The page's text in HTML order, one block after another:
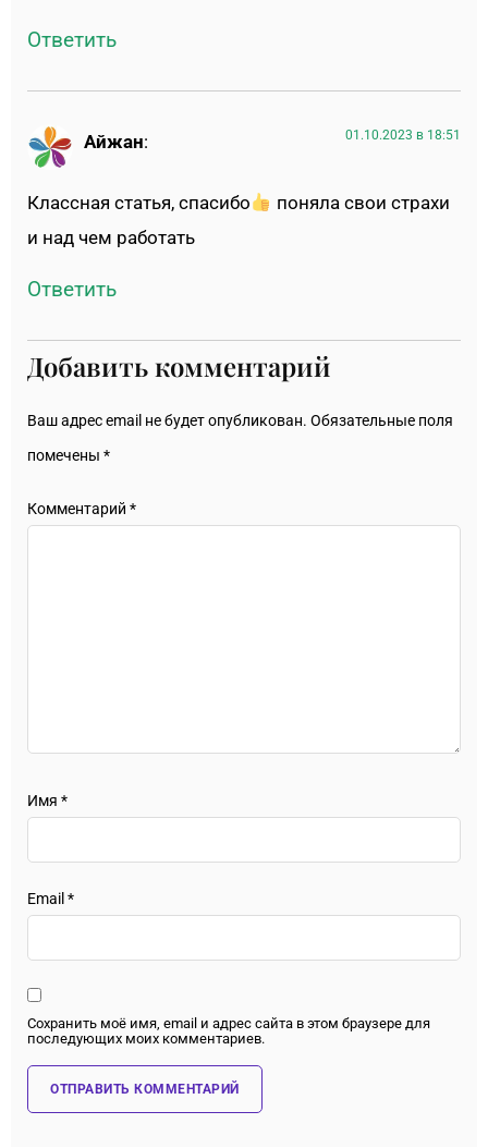
Ответить
Айжан: 01.10.2023 в 18:51
Классная статья, спасибо
поняла свои страхи
и над чем работать
Ответить
Добавить комментарий
Ваш адрес email не будет опубликован. Обязательные поля
помечены *
Комментарий *
Имя *
Email*
Сохранить моё имя, email и адрес сайта в этом браузере для
последующих моих комментариев.